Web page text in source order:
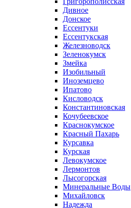
Дивное
Донское
Ессентуки
Ессентукская
Железноводск
Зеленокумск
Змейка
Изобильный
Иноземцево
Ипатово
Кисловодск
Константиновская
Кочубеевское
Краснокумское
Красный Пахарь
Курсавка
Курская
Левокумское
Лермонтов
Лысогорская
Минеральные Воды
Михайловск
Надежда